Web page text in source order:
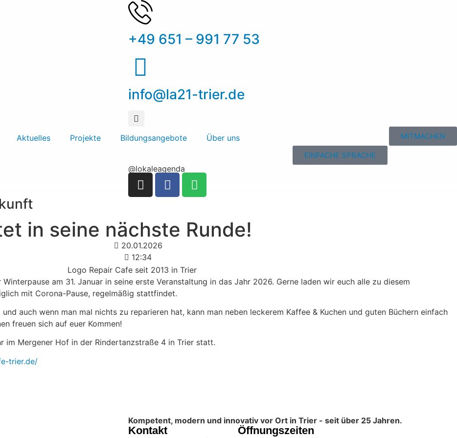
+49 651 – 991 77 53
info@la21-trier.de
Aktuelles Projekte Bildungsangebote Über uns MITMACHEN
EINFACHE SPRACHE
@lokaleagenda
in seine nächste Runde!
20.01.2026
12:34
am 31. Januar in seine erste Veranstaltung in das Jahr 2026. Gerne laden wir euch alle zu diesem
mit Corona-Pause, regelmäßig stattfindet.
auch wenn man mal nichts zu reparieren hat, kann man neben leckerem Kaffee & Kuchen und guten Büchern einfach
freuen sich auf euer Kommen!
im Mergener Hof in der Rindertanzstraße 4 in Trier statt.
trier.de/
Kompetent, modern und innovativ vor Ort in Trier - seit über 25 Jahren.
Kontakt Öffnungszeiten